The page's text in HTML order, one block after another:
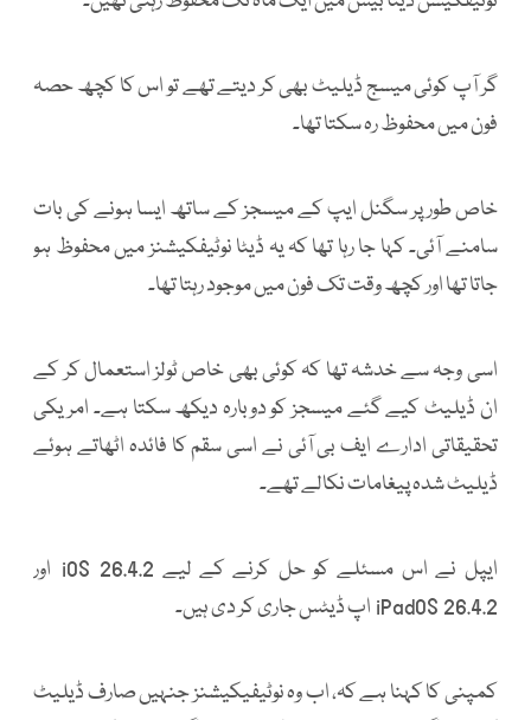
گر آپ کوئی میسج ڈیلیٹ بھی کر دیتے تھے تو اس کا کچھ حصہ
فون میں محفوظ رہ سکتا تھا۔
خاص طور پر سگنل ایپ کے میسجز کے ساتھ ایسا ہونے کی بات
سامنے آئی۔ کہا جا رہا تھا کہ یہ ڈیٹا نوٹیفکیشنز میں محفوظ ہو
جاتا تھا اور کچھ وقت تک فون میں موجود رہتا تھا۔
اسی وجہ سے خدشہ تھا کہ کوئی بھی خاص ٹولز استعمال کر کے
ان ڈیلیٹ کیے گئے میسجز کو دوبارہ دیکھ سکتا ہے۔ امریکی
تحقیقاتی ادارے ایف بی آئی نے اسی سقم کا فائدہ اٹھاتے ہوئے
ڈیلیٹ شدہ پیغامات نکالے تھے۔
ایپل نے اس مسئلے کو حل کرنے کے لیے iOS 26.4.2 اور
iPadOS 26.4.2 اپ ڈیٹس جاری کر دی ہیں۔
کمپنی کا کہنا ہے کہ، اب وہ نوٹیفیکیشنز جنہیں صارف ڈیلیٹ